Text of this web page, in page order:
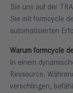
Sie uns auf der
Sie mit formcycle
automatisierten
Warum formcycle
In einem
Ressource.
verschlingen,